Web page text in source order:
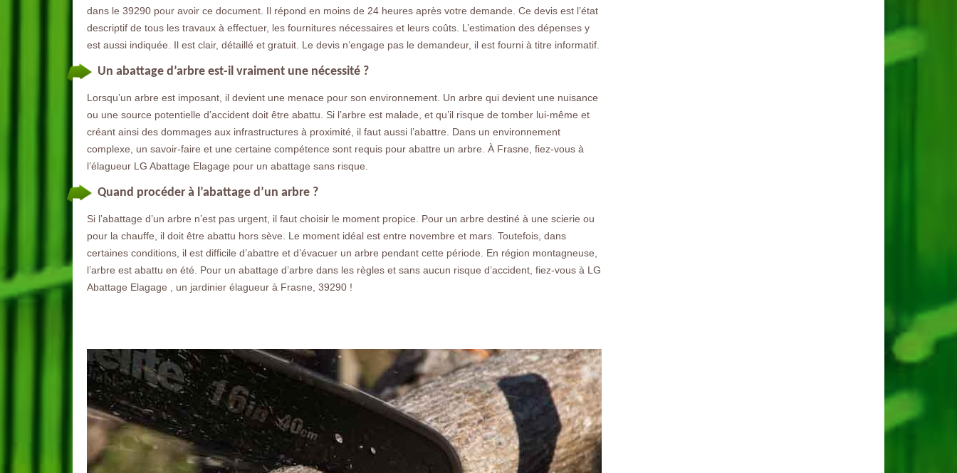
dans le 39290 pour avoir ce document. Il répond en moins de 24 heures après votre demande. Ce devis est l’état
descriptif de tous les travaux à effectuer, les fournitures nécessaires et leurs coûts. L’estimation des dépenses y
est aussi indiquée. Il est clair, détaillé et gratuit. Le devis n’engage pas le demandeur, il est fourni à titre informatif.
Un abattage d’arbre est-il vraiment une nécessité ?
Lorsqu’un arbre est imposant, il devient une menace pour son environnement. Un arbre qui devient une nuisance
ou une source potentielle d’accident doit être abattu. Si l’arbre est malade, et qu’il risque de tomber lui-même et
créant ainsi des dommages aux infrastructures à proximité, il faut aussi l’abattre. Dans un environnement
complexe, un savoir-faire et une certaine compétence sont requis pour abattre un arbre. À Frasne, fiez-vous à
l’élagueur LG Abattage Elagage pour un abattage sans risque.
Quand procéder à l’abattage d’un arbre ?
Si l’abattage d’un arbre n’est pas urgent, il faut choisir le moment propice. Pour un arbre destiné à une scierie ou
pour la chauffe, il doit être abattu hors sève. Le moment idéal est entre novembre et mars. Toutefois, dans
certaines conditions, il est difficile d’abattre et d’évacuer un arbre pendant cette période. En région montagneuse,
l’arbre est abattu en été. Pour un abattage d’arbre dans les règles et sans aucun risque d’accident, fiez-vous à LG
Abattage Elagage , un jardinier élagueur à Frasne, 39290 !